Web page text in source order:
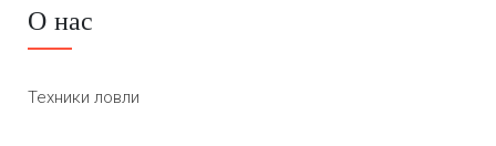
О нас
Техники ловли